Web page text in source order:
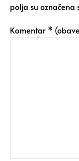
polja su označena
Komentar *